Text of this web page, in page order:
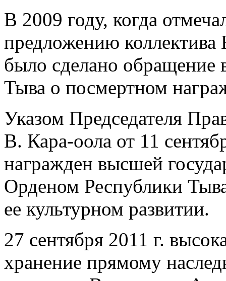
В 2009 году, когда
предложению
было сделано обращение
Тыва о посмертном
Указом Председателя
В. Кара-оола от 11
награжден высшей
Орденом Республики
ее культурном развитии.
27 сентября 2011 г.
хранение прямому